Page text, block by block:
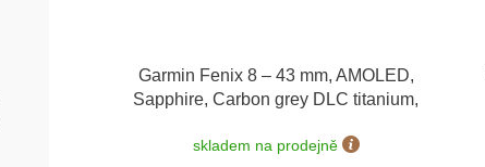
Garmin Fenix 8 – 43 mm, AMOLED,
Sapphire, Carbon grey DLC titanium,
skladem na prodejně